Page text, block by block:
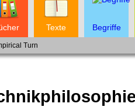
Texte Begriffe
Turn